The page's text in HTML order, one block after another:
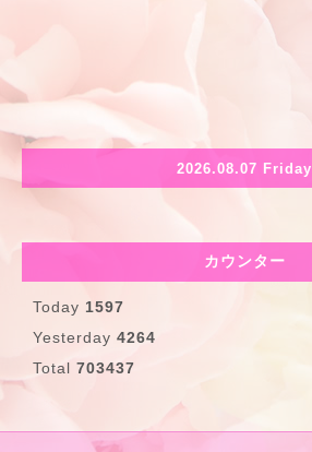
2026.08.07 Friday
カウンター
Today 1597
Yesterday 4264
Total 703437